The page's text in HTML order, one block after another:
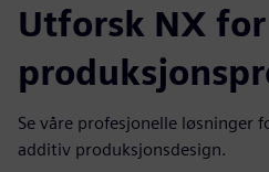
Utforsk NX for
Se våre profesjonelle løsninger
additiv produksjonsdesign.